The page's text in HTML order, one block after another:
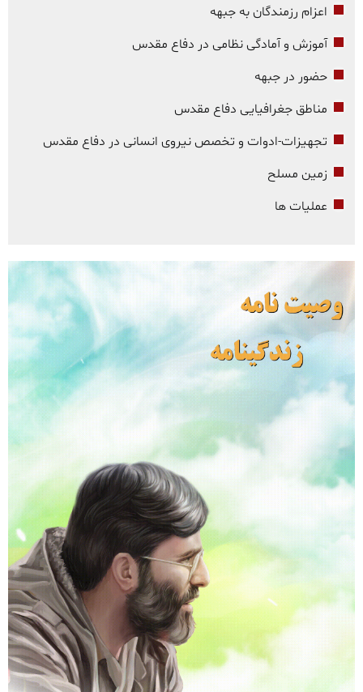
اعزام رزمندگان به جبهه
آموزش و آمادگی نظامی در دفاع مقدس
حضور در جبهه
مناطق جغرافیایی دفاع مقدس
تجهیزات-ادوات و تخصص نیروی انسانی در دفاع مقدس
زمین مسلح
عملیات ها